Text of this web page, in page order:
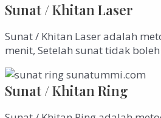
Sunat / Khitan Laser
Sunat / Khitan Laser adalah
menit, Setelah sunat tidak
Sunat / Khitan Ring